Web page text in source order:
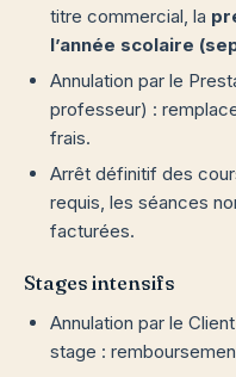
titre commercial, la
l’année scolaire
Annulation par le
professeur) :
frais.
Arrêt définitif des
requis, les séances
facturées.
Stages intensifs
Annulation par le
stage :